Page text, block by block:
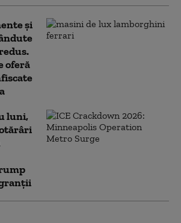
și
oferă
luni,